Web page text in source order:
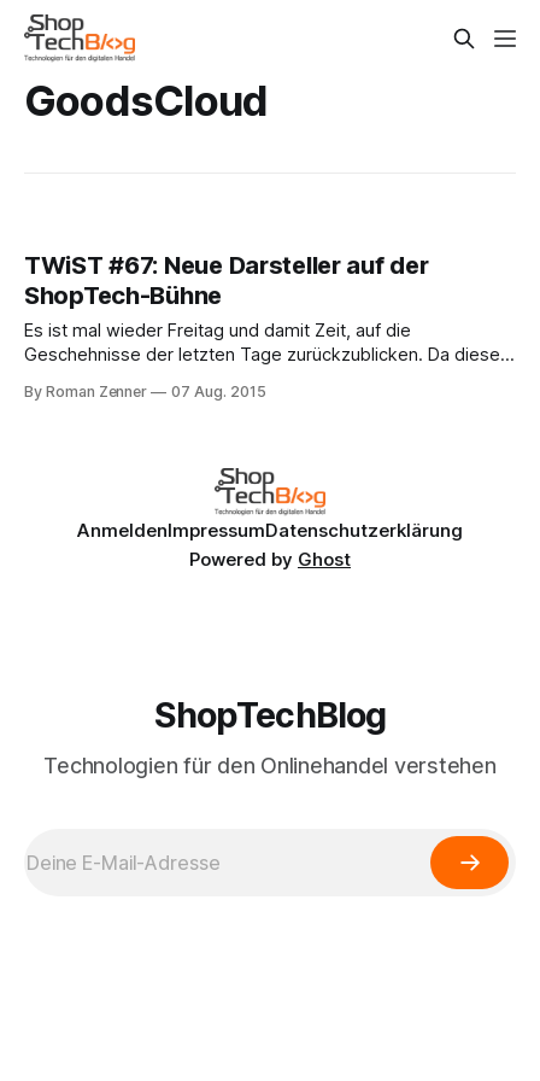
GoodsCloud
TWiST #67: Neue Darsteller auf der
ShopTech-Bühne
Es ist mal wieder Freitag und damit Zeit, auf die
Geschehnisse der letzten Tage zurückzublicken. Da diese
aussetzen musste, rücken gleich zwei Wochen in den
Anschein nach kurz davor, ihre
By Roman Zenner 07 Aug. 2015
AnmeldenImpressumDatenschutzerklärung
Powered by Ghost
ShopTechBlog
Technologien für den Onlinehandel verstehen